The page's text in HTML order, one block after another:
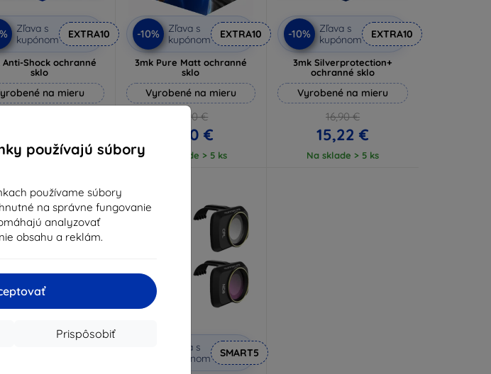
používajú súbory
používame súbory
na správne fungovanie
analyzovať
obsahu a reklám.
Prispôsobiť
Zľava s
kupónom
EXTRA10
Anti-Shock ochranné
sklo
na mieru
Na sklade > 5 ks
-10%
Zľava s
kupónom
EXTRA10
3mk Pure Matt ochranné
sklo
Vyrobené na mieru
10,90 €
9,80 €
Na sklade > 5 ks
-10%
Zľava s
kupónom
EXTRA10
3mk Silverprotection+
ochranné sklo
Vyrobené na mieru
16,90 €
15,22 €
Na sklade > 5 ks
Zľava s
kupónom
SMART5